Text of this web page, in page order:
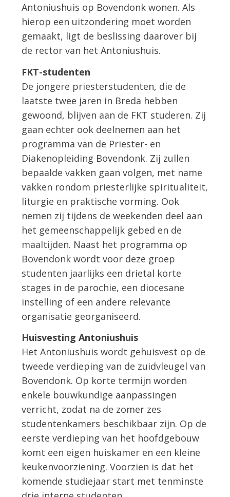
Antoniushuis op Bovendonk wonen. Als
hierop een uitzondering moet worden
gemaakt, ligt de beslissing daarover bij
de rector van het Antoniushuis.
FKT-studenten
De jongere priesterstudenten, die de
laatste twee jaren in Breda hebben
gewoond, blijven aan de FKT studeren. Zij
gaan echter ook deelnemen aan het
programma van de Priester- en
Diakenopleiding Bovendonk. Zij zullen
bepaalde vakken gaan volgen, met name
vakken rondom priesterlijke spiritualiteit,
liturgie en praktische vorming. Ook
nemen zij tijdens de weekenden deel aan
het gemeenschappelijk gebed en de
maaltijden. Naast het programma op
Bovendonk wordt voor deze groep
studenten jaarlijks een drietal korte
stages in de parochie, een diocesane
instelling of een andere relevante
organisatie georganiseerd.
Huisvesting Antoniushuis
Het Antoniushuis wordt gehuisvest op de
tweede verdieping van de zuidvleugel van
Bovendonk. Op korte termijn worden
enkele bouwkundige aanpassingen
verricht, zodat na de zomer zes
studentenkamers beschikbaar zijn. Op de
eerste verdieping van het hoofdgebouw
komt een eigen huiskamer en een kleine
keukenvoorziening. Voorzien is dat het
komende studiejaar start met tenminste